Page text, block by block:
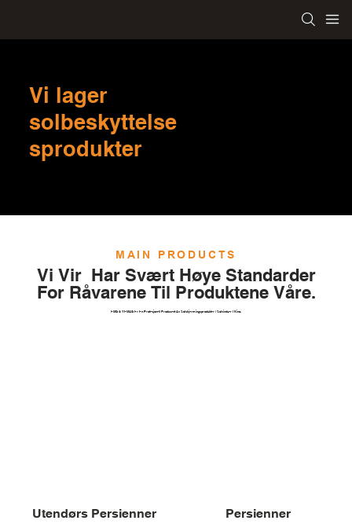
Vi lager
solbeskyttelse
sprodukter
MAIN PRODUCTS
Vi Vir Har Svært Høye Standarder
For Råvarene Til Produktene Våre.
EMG & YEMAG Er En Profesjonell Produsent Av Solskjermingsprodukter / Solvinduer I Kina.
Utendørs Persienner
Persienner